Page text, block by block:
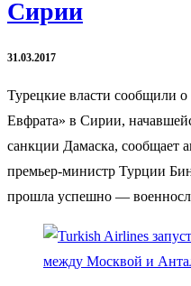
Сирии
31.03.2017
Турецкие власти сообщили
Евфрата» в Сирии,
санкции Дамаска, сообщает
премьер-министр Турции
прошла успешно —